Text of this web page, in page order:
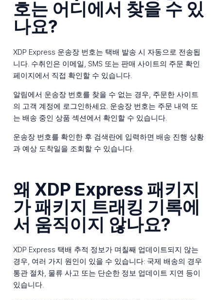
호는 어디에서 찾을 수 있
나요?
XDP Express 운송장 번호는 택배 발송 시 자동으로 전송됩
니다. 수취인은 이메일, SMS 또는 판매 사이트의 주문 확인
페이지에서 직접 확인할 수 있습니다.
알림에서 운송장 번호를 찾을 수 없는 경우, 주문한 사이트
의 고객 계정에 로그인하세요. 운송장 번호는 주문 내역 또
는 배송 중인 상품 섹션에서 확인할 수 있습니다.
운송장 번호를 확인한 후 검색란에 입력하면 배송 진행 상황
과 예상 도착일을 조회할 수 있습니다.
왜 XDP Express 패키지
가 패키지 트래킹 기록에
서 움직이지 않나요?
XDP Express 택배 추적 정보가 며칠째 업데이트되지 않는
경우, 여러 가지 원인이 있을 수 있습니다: 국제 배송의 경우
통관 절차, 물류 사고 또는 단순한 정보 업데이트 지연 등이
있습니다.